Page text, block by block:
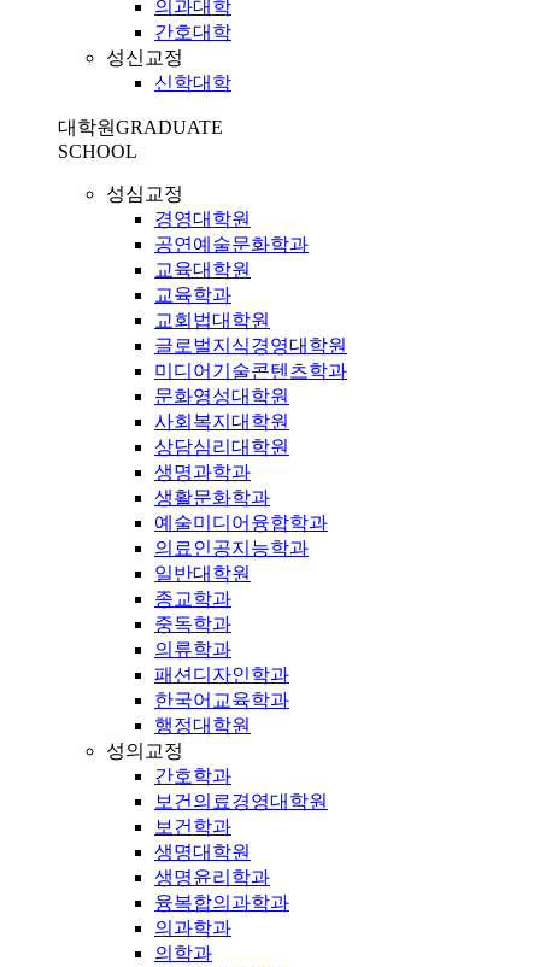
의과대학
간호대학
성신교정
신학대학
대학원GRADUATE
SCHOOL
성심교정
경영대학원
공연예술문화학과
교육대학원
교육학과
교회법대학원
글로벌지식경영대학원
미디어기술콘텐츠학과
문화영성대학원
사회복지대학원
상담심리대학원
생명과학과
생활문화학과
예술미디어융합학과
의료인공지능학과
일반대학원
종교학과
중독학과
의류학과
패션디자인학과
한국어교육학과
행정대학원
성의교정
간호학과
보건의료경영대학원
보건학과
생명대학원
생명윤리학과
융복합의과학과
의과학과
의학과